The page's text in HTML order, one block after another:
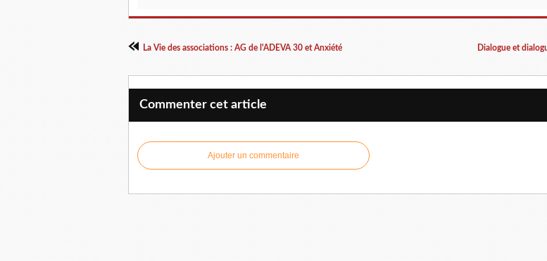
La Vie des associations : AG de l'ADEVA 30 et Anxiété Dialogue et
Commenter cet article
Ajouter un commentaire